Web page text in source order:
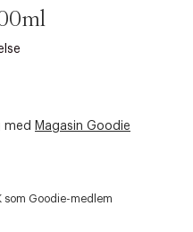
med Magasin Goodie
som Goodie-medlem